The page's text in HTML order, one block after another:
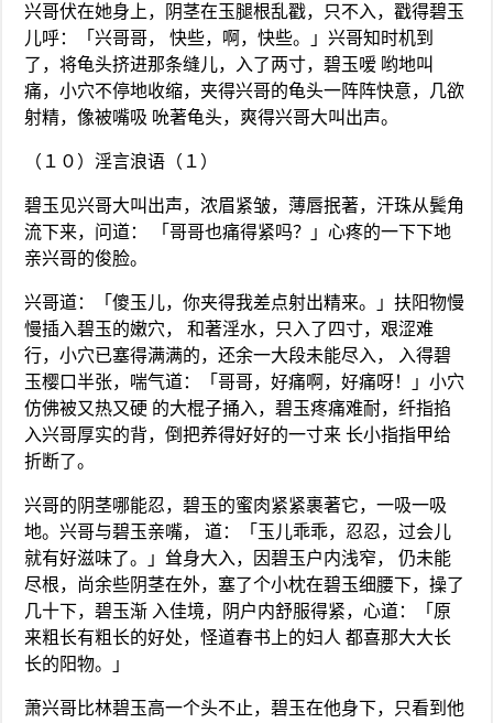
兴哥伏在她身上，阴茎在玉腿根乱戳，只不入，戳得碧玉
儿呼：「兴哥哥， 快些，啊，快些。」兴哥知时机到
了，将龟头挤进那条缝儿，入了两寸，碧玉嗳 哟地叫
痛，小穴不停地收缩，夹得兴哥的龟头一阵阵快意，几欲
射精，像被嘴吸 吮著龟头，爽得兴哥大叫出声。
（１０）淫言浪语（１）
碧玉见兴哥大叫出声，浓眉紧皱，薄唇抿著，汗珠从鬓角
流下来，问道： 「哥哥也痛得紧吗？」心疼的一下下地
亲兴哥的俊脸。
兴哥道：「傻玉儿，你夹得我差点射出精来。」扶阳物慢
慢插入碧玉的嫩穴， 和著淫水，只入了四寸，艰涩难
行，小穴已塞得满满的，还余一大段未能尽入， 入得碧
玉樱口半张，喘气道：「哥哥，好痛啊，好痛呀！」小穴
仿佛被又热又硬 的大棍子捅入，碧玉疼痛难耐，纤指掐
入兴哥厚实的背，倒把养得好好的一寸来 长小指指甲给
折断了。
兴哥的阴茎哪能忍，碧玉的蜜肉紧紧裹著它，一吸一吸
地。兴哥与碧玉亲嘴， 道：「玉儿乖乖，忍忍，过会儿
就有好滋味了。」耸身大入，因碧玉户内浅窄， 仍未能
尽根，尚余些阴茎在外，塞了个小枕在碧玉细腰下，操了
几十下，碧玉渐 入佳境，阴户内舒服得紧，心道：「原
来粗长有粗长的好处，怪道春书上的妇人 都喜那大大长
长的阳物。」
萧兴哥比林碧玉高一个头不止，碧玉在他身下，只看到他